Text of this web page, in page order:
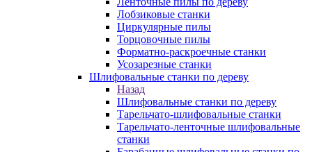
Лобзиковые станки
Циркулярные пилы
Торцовочные пилы
Форматно-раскроечные станки
Усозарезные станки
Шлифовальные станки по дереву
Назад
Шлифовальные станки по дереву
Тарельчато-шлифовальные станки
Тарельчато-ленточные шлифовальные
станки